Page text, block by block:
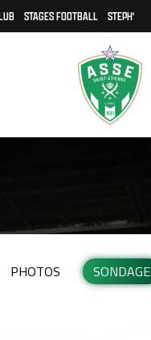
STAGES FOOTBALL STEPH'
PHOTOS SONDAGE